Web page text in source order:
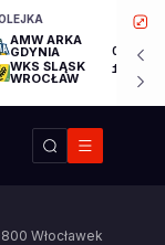
AMW ARKA
GDYNIA
WKS ŚLĄSK
WROCŁAW
04.10
17:30
Włocławek